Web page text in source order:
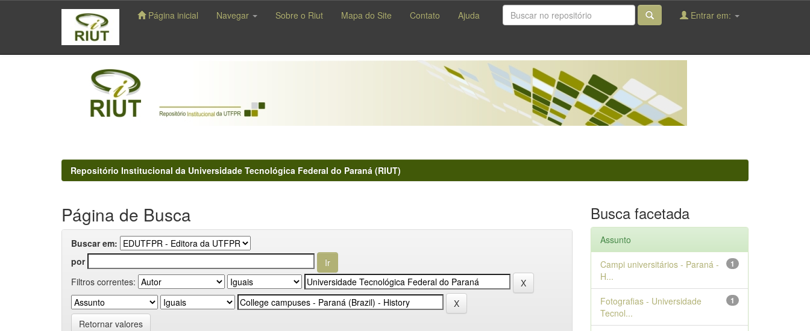
navigation
Página inicial Navegar Sobre o Riut Mapa do Site Contato Ajuda Entrar em:
Repositório Institucional da Universidade Tecnológica Federal do Paraná (RIUT)
Página de Busca
Buscar em:
por
Filtros correntes:
Retornar valores
Busca facetada
Assunto
1
Campi universitários - Paraná -
H...
1
Fotografias - Universidade
Tecnol...